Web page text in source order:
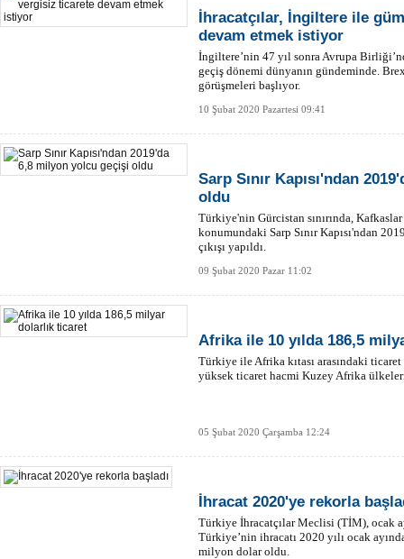
İhracatçılar, İngiltere ile
devam etmek istiyor
İngiltere’nin 47 yıl sonra Avrupa
geçiş dönemi dünyanın gündeminde.
görüşmeleri başlıyor.
10 Şubat 2020 Pazartesi 09:41
Sarp Sınır Kapısı'ndan
oldu
Türkiye'nin Gürcistan sınırında, Kafkaslar
konumundaki Sarp Sınır Kapısı'ndan
çıkışı yapıldı.
09 Şubat 2020 Pazar 11:02
Afrika ile 10 yılda 186,5
Türkiye ile Afrika kıtası arasındaki
yüksek ticaret hacmi Kuzey Afrika
05 Şubat 2020 Çarşamba 12:24
İhracat 2020'ye rekorla
Türkiye İhracatçılar Meclisi (TİM), ocak
Türkiye’nin ihracatı 2020 yılı ocak
milyon dolar oldu.